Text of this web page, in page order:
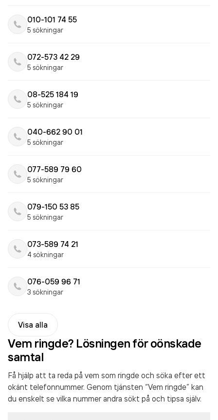
010-101 74 55
5 sökningar
072-573 42 29
5 sökningar
08-525 184 19
5 sökningar
040-662 90 01
5 sökningar
077-589 79 60
5 sökningar
079-150 53 85
5 sökningar
073-589 74 21
4 sökningar
076-059 96 71
3 sökningar
Visa alla
Vem ringde? Lösningen för oönskade
samtal
Få hjälp att ta reda på vem som ringde och söka efter ett
okänt telefonnummer. Genom tjänsten “Vem ringde” kan
du enskelt se vilka nummer andra sökt på och tipsa själv.